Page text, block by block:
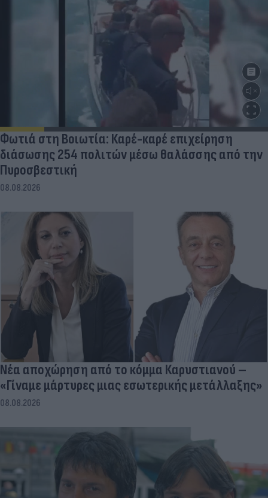
Φωτιά στη Βοιωτία: Καρέ-καρέ επιχείρηση
διάσωσης 254 πολιτών μέσω θαλάσσης από την
Πυροσβεστική
08.08.2026
Νέα αποχώρηση από το κόμμα Καρυστιανού –
«Γίναμε μάρτυρες μιας εσωτερικής μετάλλαξης»
08.08.2026